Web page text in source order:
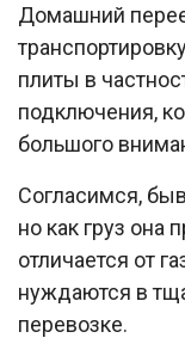
Домашний
плиты в
подключения,
большого
Согласимся,
но как груз она
отличается от
нуждаются в
перевозке.